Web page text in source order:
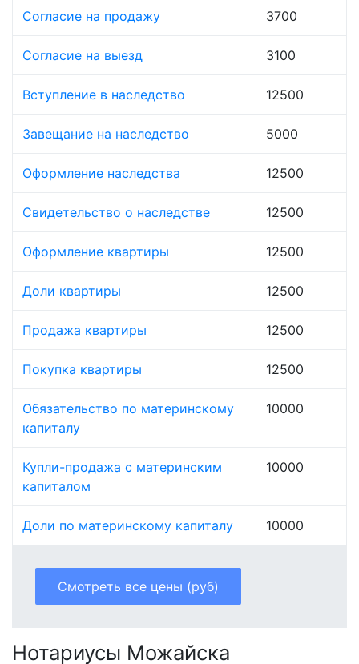
Согласие на продажу 3700
Согласие на выезд 3100
Вступление в наследство 12500
Завещание на наследство 5000
Оформление наследства 12500
Свидетельство о наследстве 12500
Оформление квартиры 12500
Доли квартиры 12500
Продажа квартиры 12500
Покупка квартиры 12500
Обязательство по материнскому
капиталу
10000
Купли-продажа с материнским
капиталом
10000
Доли по материнскому капиталу 10000
Смотреть все цены (руб)
Нотариусы Можайска